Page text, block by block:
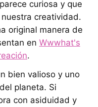
curiosa y que
creatividad.
original manera de
en Wwwhat's
.
bien valioso y uno
planeta. Si
con asiduidad y